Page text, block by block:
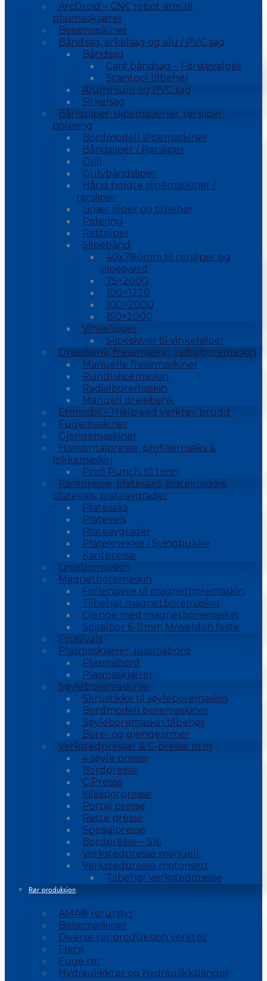
ArcDroid – CNC robot arm til
plasmaskjærer
Beisemaskiner
Båndsag, sirkelsag og alu / PVC sag
Båndsag
Carif båndsag – Førstevalget
Scantool tilbehør
Aluminium og PVC sag
Sirkelsag
Båndsliper, slipemaskiner, rørsliper,
polering
Bordmodell slipemaskiner
Båndsliper / Rørsliper
Drill
Gulvbåndsliper
Hånd holdte slipemaskiner /
rørsliper
Linær sliper og tilbehør
Polering
Rettsliper
Slipebånd
40x780mm til rørsliper og
slipesverd
75×2000
100×1220
100×2000
150×2000
Vinkelsliper
Slipeskiver til vinkelsliper
Dreiebenk, fresemaskin, radialboremaskin
Manuelle fresemaskiner
Rundtslipemaskin
Radialboremaskin
Manuell dreiebenk
Eromobil – Hjelp ved verktøy brudd
Fugemaskiner
Gjengemaskiner
Horisontalpresse, profiljernsaks &
lokkemaskin
Profi Punch 10 tonn
Kantpresse, platesaks, plateknekke,
platevals, plateavgrader
Platesaks
Platevals
Plateavgrader
Plateknekke / Svingbukke
Kantpresse
Linjebormaskin
Magnetboremaskin
Forlengere til magnetboremaskin
Tilbehør magnetboremaskin
Gjenge med magnetboremaskin
Spiralbor 6-11mm M/weldon feste
Profilvals
Plasmaskjærer, plasmabord
Plasmabord
Plasmaskjærer
Søyleboremaskiner
Skrustikke til søyleboremaskin
Bordmodell boremaskiner
Søyleboremaskin tilbehør
Bore- og gjengearmer
Verkstedpresser & C-presse m.m
4 søyle presse
Bordpresse
C Presse
Kilesporpresse
Portal presse
Rette presse
Spesialpresse
Bordpresse – S16
Verkstedpresse manuell
Verkstedpresse motorisert
Tilbehør verkstedpresse
Rør produksjon
AMA® rørutstyr
Beisemaskiner
Diverse rør produksjon verktøy
Flens
Fuge rør
Hydraulikkrør og hydraulikkslanger